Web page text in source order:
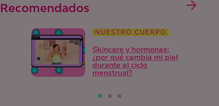
Recomendados
NUESTRO CUERPO
Skincare y hormonas:
¿por qué cambia mi piel
durante el ciclo
menstrual?